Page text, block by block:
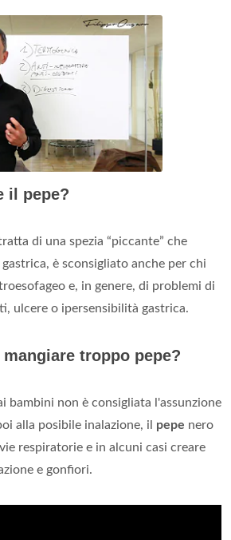
il pepe?
di una spezia “piccante” che
è sconsigliato anche per chi
e, in genere, di problemi di
ulcere o ipersensibilità gastrica.
troppo pepe?
bambini non è consigliata l'assunzione
alla posibile inalazione, il pepe nero
respiratorie e in alcuni casi creare
e gonfiori.